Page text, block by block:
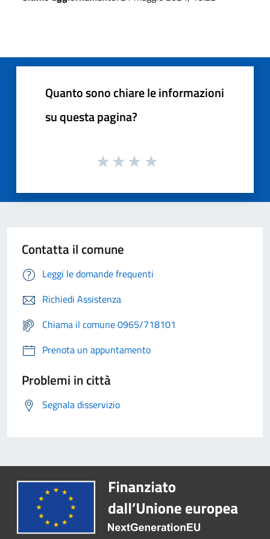
Quanto sono chiare le informazioni
su questa pagina?
Contatta il comune
Leggi le domande frequenti
Richiedi Assistenza
Chiama il comune 0965/718101
Prenota un appuntamento
Problemi in città
Segnala disservizio